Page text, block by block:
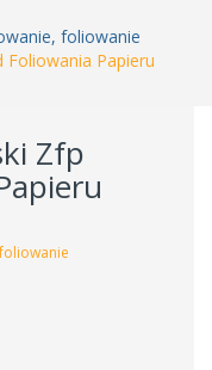
foliowanie
Foliowania Papieru
Zfp